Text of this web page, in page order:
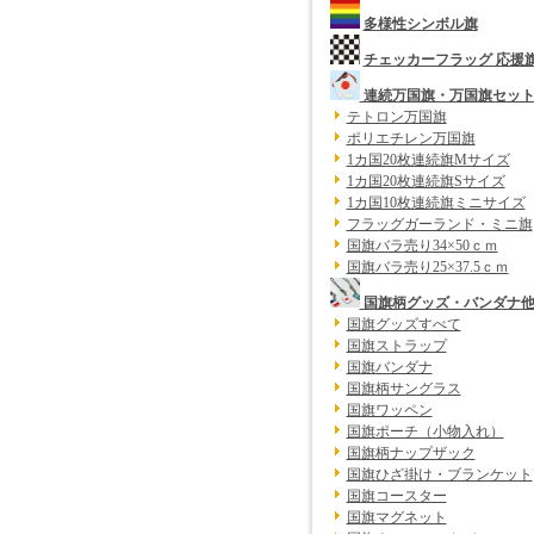
多様性シンボル旗
チェッカーフラッグ 応援
連続万国旗・万国旗セット
テトロン万国旗
ポリエチレン万国旗
1カ国20枚連続旗Mサイズ
1カ国20枚連続旗Sサイズ
1カ国10枚連続旗ミニサイズ
フラッグガーランド・ミニ旗
国旗バラ売り34×50ｃｍ
国旗バラ売り25×37.5ｃｍ
国旗柄グッズ・バンダナ他
国旗グッズすべて
国旗ストラップ
国旗バンダナ
国旗柄サングラス
国旗ワッペン
国旗ポーチ（小物入れ）
国旗柄ナップザック
国旗ひざ掛け・ブランケット
国旗コースター
国旗マグネット